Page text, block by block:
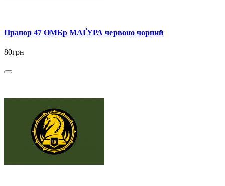
Прапор 47 ОМБр МАҐУРА червоно чорний
80грн